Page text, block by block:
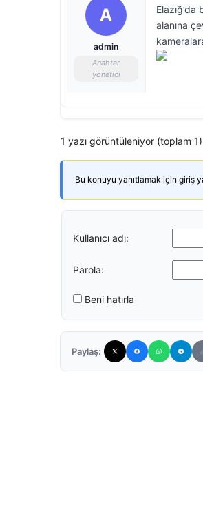
A
admin
Anahtar
yönetici
alanına
1 yazı görüntüleniyor (toplam 1)
Bu konuyu yanıtlamak için giriş
Kullanıcı adı:
Parola:
Beni hatırla
Paylaş: